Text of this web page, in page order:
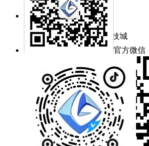
官方微信
公司地址：
武汉新城葛店光谷联合科技城